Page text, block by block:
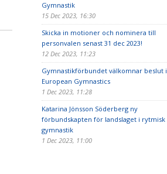
Gymnastik
15 Dec 2023, 16:30
Skicka in motioner och nominera till
personvalen senast 31 dec 2023!
12 Dec 2023, 11:23
Gymnastikförbundet välkomnar beslut i
European Gymnastics
1 Dec 2023, 11:28
Katarina Jönsson Söderberg ny
förbundskapten för landslaget i rytmisk
gymnastik
1 Dec 2023, 11:00